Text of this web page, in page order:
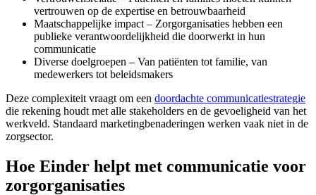
vertrouwen op de expertise en betrouwbaarheid
Maatschappelijke impact – Zorgorganisaties hebben een
publieke verantwoordelijkheid die doorwerkt in hun
communicatie
Diverse doelgroepen – Van patiënten tot familie, van
medewerkers tot beleidsmakers
Deze complexiteit vraagt om een doordachte communicatiestrategie
die rekening houdt met alle stakeholders en de gevoeligheid van het
werkveld. Standaard marketingbenaderingen werken vaak niet in de
zorgsector.
Hoe Einder helpt met communicatie voor
zorgorganisaties